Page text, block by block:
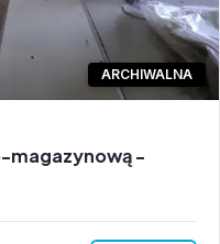
ARCHIWALNA
magazynową -